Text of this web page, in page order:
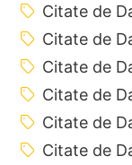
Citate de
Citate de
Citate de
Citate de
Citate de
Citate de